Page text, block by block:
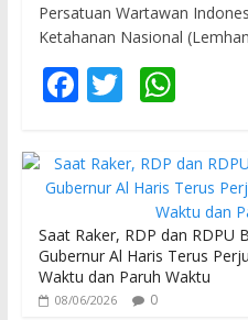
Persatuan Wartawan
Ketahanan Nasional
F
e
b
o
o
k
T
itt
er
W
at
s
A
p
p
Saat Raker, RDP dan RDPU
Gubernur Al Haris Terus
Waktu dan Paruh Waktu
08/06/2026 0